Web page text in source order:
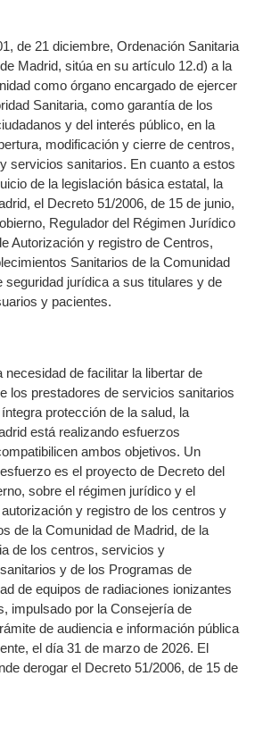
de 21 diciembre, Ordenación Sanitaria
Madrid, sitúa en su artículo 12.d) a la
como órgano encargado de ejercer
Sanitaria, como garantía de los
y del interés público, en la
modificación y cierre de centros,
servicios sanitarios. En cuanto a estos
de la legislación básica estatal, la
el Decreto 51/2006, de 15 de junio,
Regulador del Régimen Jurídico
Autorización y registro de Centros,
Sanitarios de la Comunidad
seguridad jurídica a sus titulares y de
y pacientes.
necesidad de facilitar la libertar de
los prestadores de servicios sanitarios
protección de la salud, la
está realizando esfuerzos
ambos objetivos. Un
es el proyecto de Decreto del
sobre el régimen jurídico y el
y registro de los centros y
de la Comunidad de Madrid, de la
de los centros, servicios y
y de los Programas de
de equipos de radiaciones ionizantes
impulsado por la Consejería de
de audiencia e información pública
el día 31 de marzo de 2026. El
derogar el Decreto 51/2006, de 15 de